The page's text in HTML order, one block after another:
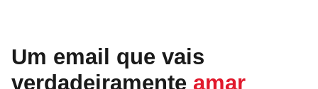
Um email que vais
verdadeiramente amar